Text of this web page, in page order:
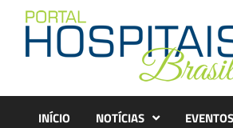
content
INÍCIO NOTÍCIAS EVENTOS